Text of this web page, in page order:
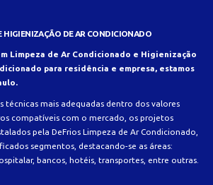
HIGIENIZAÇÃO DE AR CONDICIONADO
Limpeza de Ar Condicionado e Higienização
para residência e empresa, estamos
técnicas mais adequadas dentro dos valores
compatíveis com o mercado, os projetos
pela DeFrios Limpeza de Ar Condicionado,
segmentos, destacando-se as áreas:
bancos, hotéis, transportes, entre outras.